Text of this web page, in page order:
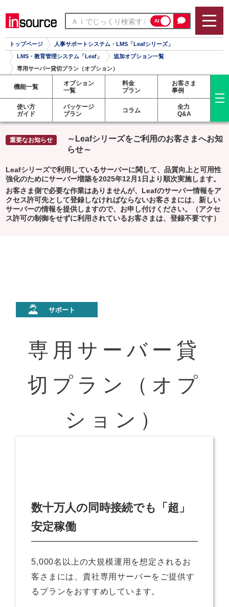
AI
トップページ
人事サポートシステム・LMS「Leafシリーズ」
LMS・教育管理システム「Leaf」
追加オプション一覧
専用サーバー貸切プラン（オプション）
機能一覧
オプション
一覧
料金
プラン
お客さま
事例
使い方
ガイド
パッケージ
プラン
コラム
全力
Q&A
～Leafシリーズをご利用のお客さまへお知
らせ～
Leafシリーズで利用しているサーバーに関して、品質向上と可用性
強化のためにサーバー増築を2025年12月1日より順次実施します。
お客さま側で必要な作業はありませんが、Leafのサーバー情報をア
クセス許可先として登録しなければならないお客さまには、新しい
サーバーの情報を提供しますので、お申し付けください。（アクセ
ス許可の制御をせずに利用されているお客さまは、登録不要です）
専用サーバー貸
切プラン（オプ
ション）
数十万人の同時接続でも「超」
安定稼働
5,000名以上の大規模運用を想定されるお
客さまには、貴社専用サーバーをご提供す
るプランをおすすめしています。